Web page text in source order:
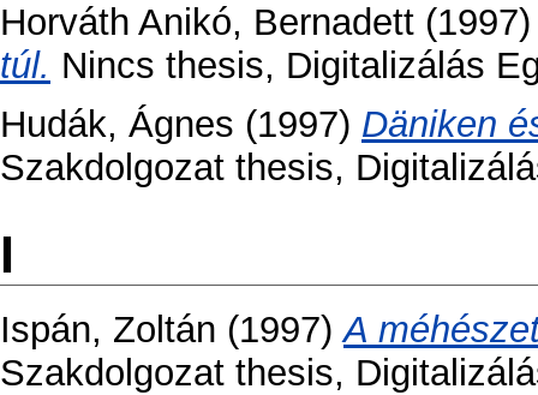
Horváth Anikó, Bernadett
túl. Nincs thesis, Digitalizálás
Hudák, Ágnes (1997) Däniken
Szakdolgozat thesis,
I
Ispán, Zoltán (1997)A
Szakdolgozat thesis,